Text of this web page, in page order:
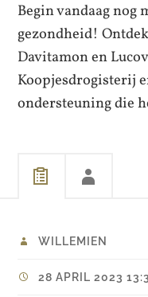
Begin vandaag nog
gezondheid!
Davitamon en
Koopjesdrogisterij
ondersteuning die
WILLEMIEN
28 APRIL 2023